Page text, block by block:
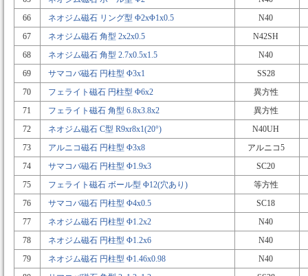
66
ネオジム磁石 リング型 Φ2xΦ1x0.5
N40
67
ネオジム磁石 角型 2x2x0.5
N42SH
68
ネオジム磁石 角型 2.7x0.5x1.5
N40
69
サマコバ磁石 円柱型 Φ3x1
SS28
70
フェライト磁石 円柱型 Φ6x2
異方性
71
フェライト磁石 角型 6.8x3.8x2
異方性
72
ネオジム磁石 C型 R9xr8x1(20°)
N40UH
73
アルニコ磁石 円柱型 Φ3x8
アルニコ5
74
サマコバ磁石 円柱型 Φ1.9x3
SC20
75
フェライト磁石 ボール型 Φ12(穴あり)
等方性
76
サマコバ磁石 円柱型 Φ4x0.5
SC18
77
ネオジム磁石 円柱型 Φ1.2x2
N40
78
ネオジム磁石 円柱型 Φ1.2x6
N40
79
ネオジム磁石 円柱型 Φ1.46x0.98
N40